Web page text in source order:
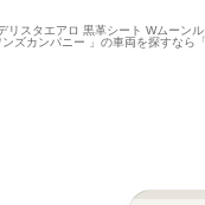
タエアロ 黒革シート Wムーン
ズカンパニー 」の車両を探すなら